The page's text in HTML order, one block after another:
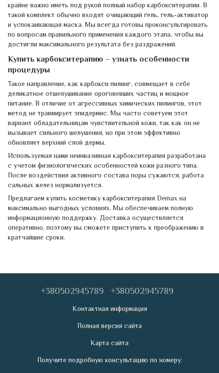
крайне важно иметь под рукой полный набор карбокситерапии. В
такой комплект обычно входят очищающий гель, гель-активатор
и успокаивающая маска. Мы всегда готовы проконсультировать
по вопросам правильного применения каждого этапа, чтобы вы
достигли максимального результата без раздражений.
Купить карбокситерапию – узнать особенности
процедуры
Такое направление, как карбокси пилинг, совмещает в себе
деликатное отшелушивание ороговевших частиц и мощное
питание. В отличие от агрессивных химических пилингов, этот
метод не травмирует эпидермис. Мы часто советуем этот
вариант обладательницам чувствительной кожи, так как он не
вызывает сильного шелушения, но при этом эффективно
обновляет верхний слой дермы.
Используемая нами неинвазивная карбокситерапия разработана
с учетом физиологических особенностей кожи разного типа.
После воздействия активного состава поры сужаются, работа
сальных желез нормализуется.
Предлагаем купить косметику карбокситерапия Demax на
максимально выгодных условиях. Мы обеспечиваем полную
информационную поддержку. Доставка осуществляется
оперативно, поэтому вы сможете приступить к преображению в
кратчайшие сроки.
+380502945789 +380502945789
Контактная информация
Полная версия сайта
Карта сайта
Получите подробную консультацию по номеру: